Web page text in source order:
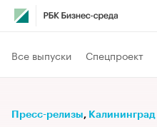
Все выпуски Спецпроект
Пресс-релизы⁠, Калининград